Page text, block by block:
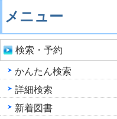
メニュー
検索・予約
かんたん検索
詳細検索
新着図書